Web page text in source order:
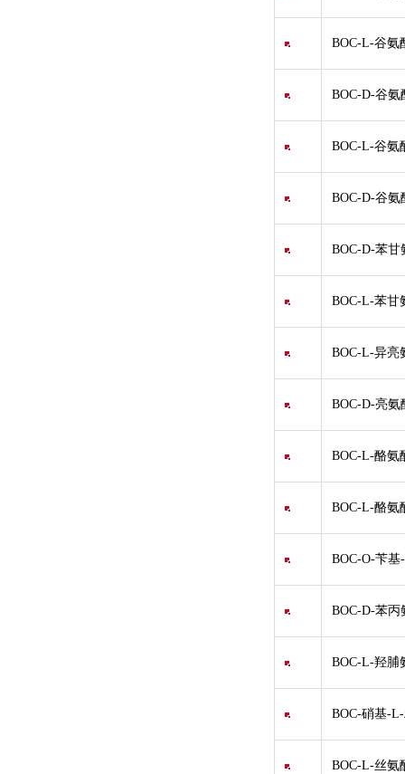
BOC-L-谷氨
BOC-D-谷
BOC-L-谷氨
BOC-D-谷氨
BOC-D-苯
BOC-L-苯甘
BOC-L-异亮
BOC-D-亮氨
BOC-L-酪氨
BOC-L-酪氨
BOC-O-苄
BOC-D-苯
BOC-L-羟脯
BOC-硝基-
BOC-L-丝氨